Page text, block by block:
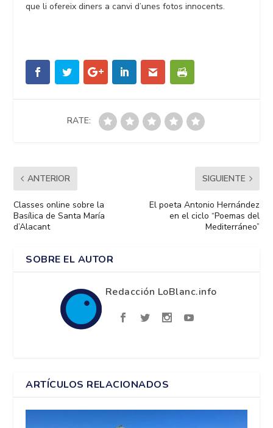
que li ofereix diners a canvi d’unes fotos innocents.
RATE:
ANTERIOR
Classes online sobre la
Basílica de Santa María
d’Alacant
SIGUIENTE
El poeta Antonio Hernández
en el ciclo “Poemas del
Mediterráneo”
SOBRE EL AUTOR
Redacción LoBlanc.info
ARTÍCULOS RELACIONADOS